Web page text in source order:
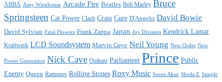
ABBA Amy Winehouse Arcade Fire Beatles Bob Marley Bruce
Springsteen Cat Power Clash Crass Cure D'Angelo David Bowie
David Sylvian Fatal Flowers Frank Zappa Japan Joy Division Kendrick Lamar
Kraftwerk LCD Soundsystem Marvin Gaye Neil Young New Order New
Power Generation Nick Cave Outkast Parliament Prince Public
Enemy Queen Ramones Rolling Stones Roxy Music Sezen Aksu Sheila E Simple